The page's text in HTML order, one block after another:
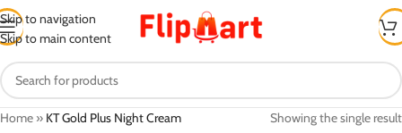
Skip to navigation
Skip to main content
Home » KT Gold Plus Night Cream
Showing the single result